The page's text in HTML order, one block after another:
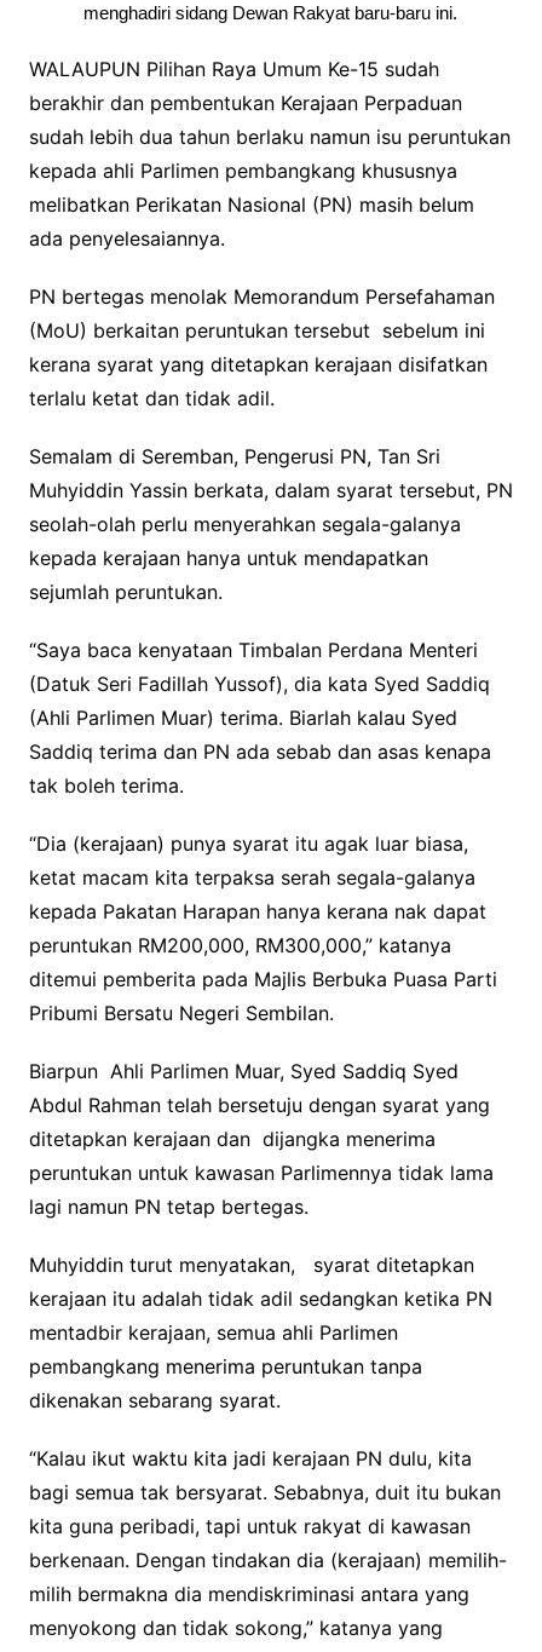
menghadiri sidang Dewan Rakyat baru-baru ini.
WALAUPUN Pilihan Raya Umum Ke-15 sudah
berakhir dan pembentukan Kerajaan Perpaduan
sudah lebih dua tahun berlaku namun isu peruntukan
kepada ahli Parlimen pembangkang khususnya
melibatkan Perikatan Nasional (PN) masih belum
ada penyelesaiannya.
PN bertegas menolak Memorandum Persefahaman
(MoU) berkaitan peruntukan tersebut sebelum ini
kerana syarat yang ditetapkan kerajaan disifatkan
terlalu ketat dan tidak adil.
Semalam di Seremban, Pengerusi PN, Tan Sri
Muhyiddin Yassin berkata, dalam syarat tersebut, PN
seolah-olah perlu menyerahkan segala-galanya
kepada kerajaan hanya untuk mendapatkan
sejumlah peruntukan.
“Saya baca kenyataan Timbalan Perdana Menteri
(Datuk Seri Fadillah Yussof), dia kata Syed Saddiq
(Ahli Parlimen Muar) terima. Biarlah kalau Syed
Saddiq terima dan PN ada sebab dan asas kenapa
tak boleh terima.
“Dia (kerajaan) punya syarat itu agak luar biasa,
ketat macam kita terpaksa serah segala-galanya
kepada Pakatan Harapan hanya kerana nak dapat
peruntukan RM200,000, RM300,000,” katanya
ditemui pemberita pada Majlis Berbuka Puasa Parti
Pribumi Bersatu Negeri Sembilan.
Biarpun Ahli Parlimen Muar, Syed Saddiq Syed
Abdul Rahman telah bersetuju dengan syarat yang
ditetapkan kerajaan dan dijangka menerima
peruntukan untuk kawasan Parlimennya tidak lama
lagi namun PN tetap bertegas.
Muhyiddin turut menyatakan, syarat ditetapkan
kerajaan itu adalah tidak adil sedangkan ketika PN
mentadbir kerajaan, semua ahli Parlimen
pembangkang menerima peruntukan tanpa
dikenakan sebarang syarat.
“Kalau ikut waktu kita jadi kerajaan PN dulu, kita
bagi semua tak bersyarat. Sebabnya, duit itu bukan
kita guna peribadi, tapi untuk rakyat di kawasan
berkenaan. Dengan tindakan dia (kerajaan) memilih-
milih bermakna dia mendiskriminasi antara yang
menyokong dan tidak sokong,” katanya yang